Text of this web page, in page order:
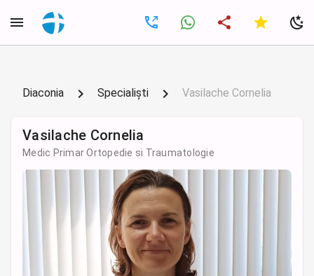
Diaconia Specialiști Vasilache Cornelia
Vasilache Cornelia
Medic Primar Ortopedie si Traumatologie